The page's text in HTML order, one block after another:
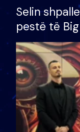
Selin
pestë të
çmimin e